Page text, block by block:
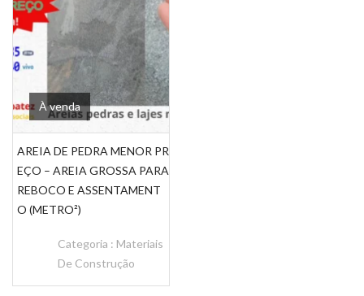
À venda
AREIA DE PEDRA MENOR PR
EÇO – AREIA GROSSA PARA
REBOCO E ASSENTAMENT
O (METRO²)
Categoria : Materiais
De Construção